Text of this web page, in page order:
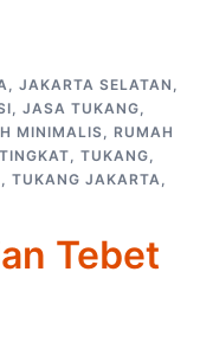
, JAKARTA SELATAN ,
, JASA TUKANG,
MINIMALIS, RUMAH
, TUKANG,
, TUKANG JAKARTA,
Tebet